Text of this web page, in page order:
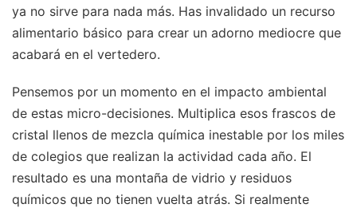
ya no sirve para nada más. Has invalidado un recurso
alimentario básico para crear un adorno mediocre que
acabará en el vertedero.
Pensemos por un momento en el impacto ambiental
de estas micro-decisiones. Multiplica esos frascos de
cristal llenos de mezcla química inestable por los miles
de colegios que realizan la actividad cada año. El
resultado es una montaña de vidrio y residuos
químicos que no tienen vuelta atrás. Si realmente